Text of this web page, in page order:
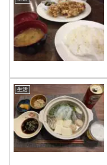
生活